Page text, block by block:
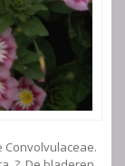
Convolvulaceae.